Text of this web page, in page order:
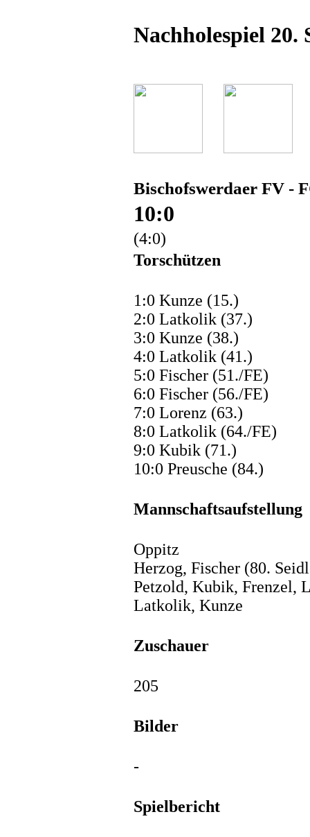
Nachholespiel 20.
Bischofswerdaer FV -
10:0
(4:0)
Torschützen
1:0 Kunze (15.)
2:0 Latkolik (37.)
3:0 Kunze (38.)
4:0 Latkolik (41.)
5:0 Fischer (51./FE)
6:0 Fischer (56./FE)
7:0 Lorenz (63.)
8:0 Latkolik (64./FE)
9:0 Kubik (71.)
10:0 Preusche (84.)
Mannschaftsaufstellung
Oppitz
Herzog, Fischer (80.
Petzold, Kubik, Frenzel,
Latkolik, Kunze
Zuschauer
205
Bilder
-
Spielbericht